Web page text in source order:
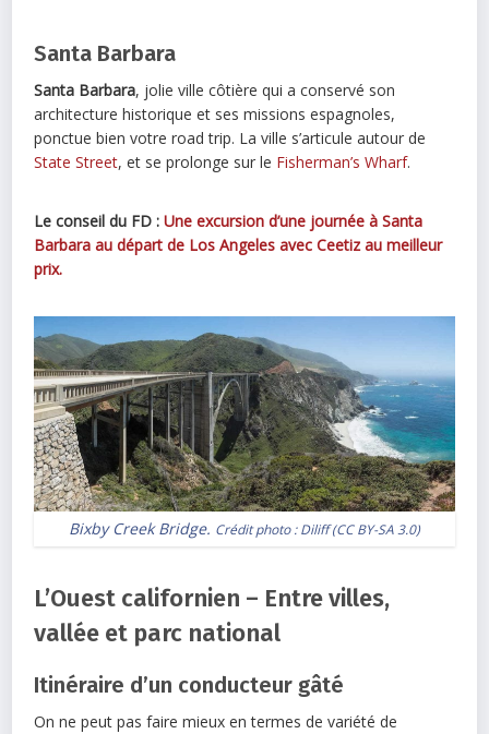
Santa Barbara
Santa Barbara, jolie ville côtière qui a conservé son
architecture historique et ses missions espagnoles,
ponctue bien votre road trip. La ville s’articule autour de
State Street, et se prolonge sur le Fisherman’s Wharf.
Le conseil du FD :Une excursion d’une journée à Santa
Barbara au départ de Los Angeles avec Ceetiz au meilleur
prix.
Bixby Creek Bridge. Crédit photo :Diliff(CC BY-SA 3.0)
L’Ouest californien – Entre villes,
vallée et parc national
Itinéraire d’un conducteur gâté
On ne peut pas faire mieux en termes de variété de